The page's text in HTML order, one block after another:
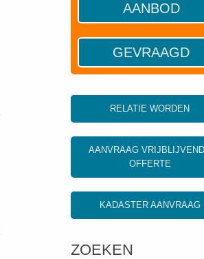
AANBOD
GEVRAAGD
RELATIE WORDEN
AANVRAAG
OFFERTE
KADASTER AANVRAAG
ZOEKEN